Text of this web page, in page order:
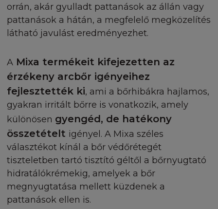
orrán, akár gyulladt pattanások az állán vagy
pattanások a hátán, a megfelelő megközelítés
látható javulást eredményezhet.
A Mixa termékeit kifejezetten az
érzékeny arcbőr igényeihez
fejlesztették ki, ami a bőrhibákra hajlamos,
gyakran irritált bőrre is vonatkozik, amely
különösen gyengéd, de hatékony
összetételt igényel. A Mixa széles
választékot kínál a bőr védőrétegét
tiszteletben tartó tisztító géltől a bőrnyugtató
hidratálókrémekig, amelyek a bőr
megnyugtatása mellett küzdenek a
pattanások ellen is.